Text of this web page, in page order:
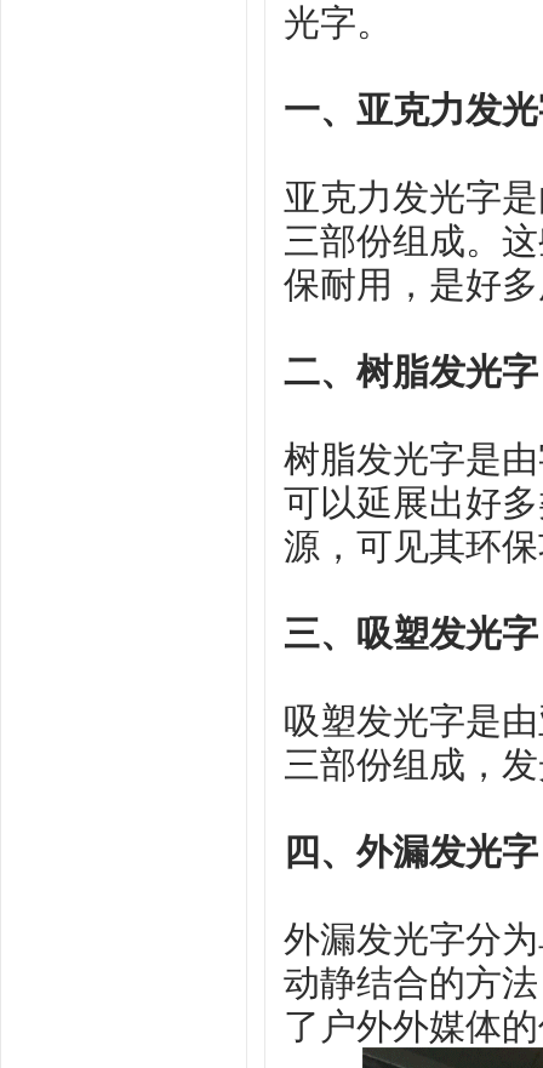
光字。
一、亚克力发
亚克力发光字
三部份组成。
保耐用，是好
二、树脂发光字
树脂发光字是
可以延展出好
源，可见其环
三、吸塑发光字
吸塑发光字是
三部份组成，
四、外漏发光字
外漏发光字分
动静结合的方
了户外外媒体